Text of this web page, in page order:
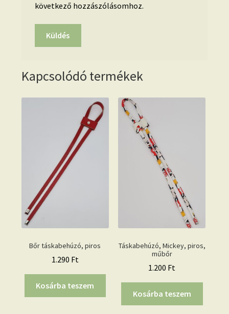
következő hozzászólásomhoz.
Kapcsolódó termékek
Bőr táskabehúzó, piros
1.290 Ft
Kosárba teszem
Táskabehúzó, Mickey, piros,
műbőr
1.200 Ft
Kosárba teszem